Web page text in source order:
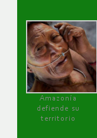
Amazonía
defiende su
territorio